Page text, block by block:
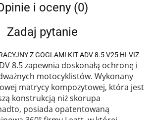
i oceny (0)
Zadaj pytanie
Z GOGLAMI KIT ADV 8.5 V25 HI-VIZ
8.5 zapewnia doskonałą ochronę i
motocyklistów. Wykonany
matrycy kompozytowej, która jest
konstrukcją niż skorupa
posiada opatentowaną